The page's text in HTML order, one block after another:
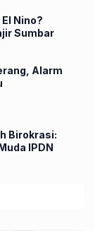
Nino?
Sumbar
Alarm
Birokrasi:
IPDN